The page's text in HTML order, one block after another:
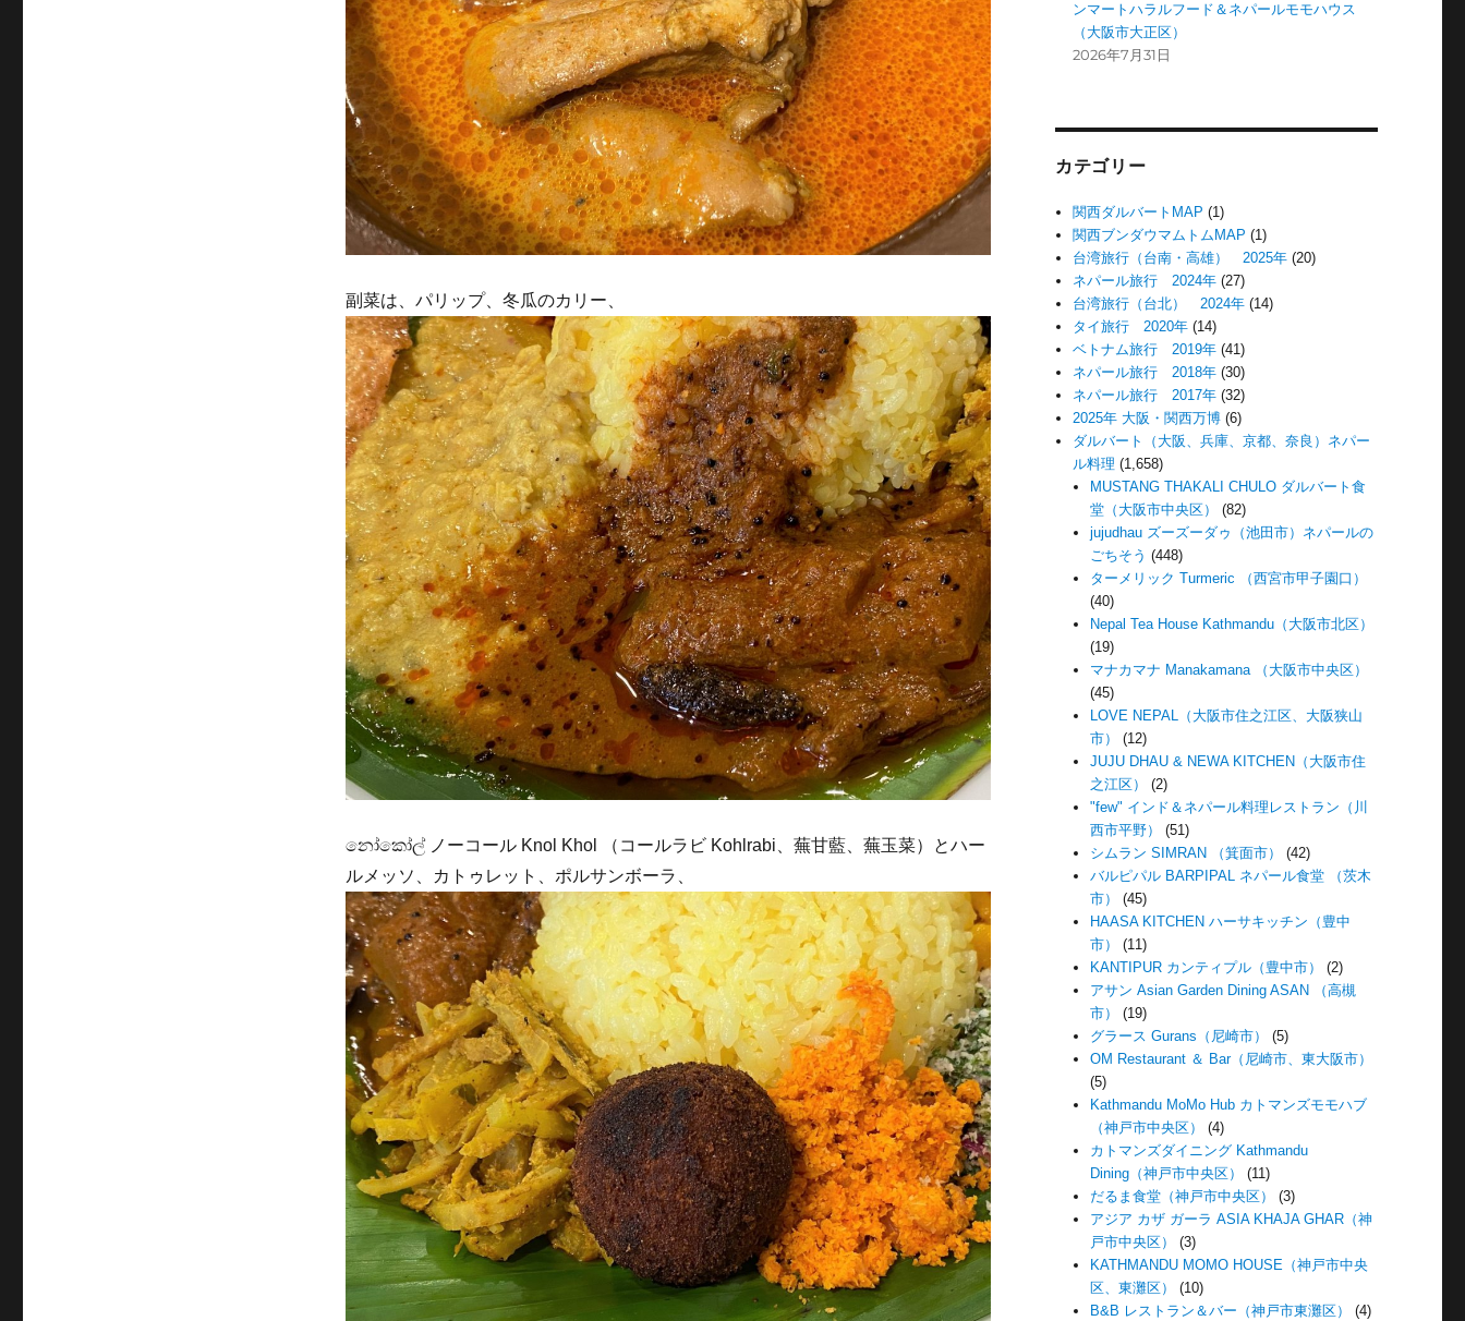
副菜は、パリップ、冬瓜のカリー、
නෝකෝල් ノーコール Knol Khol （コールラビ Kohlrabi、蕪甘藍、蕪玉菜）とハー
ルメッソ、カトゥレット、ポルサンボーラ、
ンマートハラルフード＆ネパールモモハウス
（大阪市大正区）
2026年7月31日
カテゴリー
関西ダルバートMAP (1)
関西ブンダウマムトムMAP (1)
台湾旅行（台南・高雄） 2025年 (20)
ネパール旅行 2024年 (27)
台湾旅行（台北） 2024年 (14)
タイ旅行 2020年 (14)
ベトナム旅行 2019年 (41)
ネパール旅行 2018年 (30)
ネパール旅行 2017年 (32)
2025年 大阪・関西万博 (6)
ダルバート（大阪、兵庫、京都、奈良）ネパー
ル料理 (1,658)
MUSTANG THAKALI CHULO ダルバート食
堂（大阪市中央区）
(82)
jujudhau ズーズーダゥ（池田市）ネパールの
ごちそう (448)
ターメリック Turmeric （西宮市甲子園口）
(40)
Nepal Tea House Kathmandu（大阪市北区）
(19)
マナカマナ Manakamana （大阪市中央区）
(45)
LOVE NEPAL（大阪市住之江区、大阪狭山
市）
(12)
JUJU DHAU & NEWA KITCHEN（大阪市住
之江区）
(2)
"few" インド＆ネパール料理レストラン（川
西市平野）
(51)
シムラン SIMRAN （箕面市）
(42)
バルピパル BARPIPAL ネパール食堂 （茨木
市）
(45)
HAASA KITCHEN ハーサキッチン（豊中
市）
(11)
KANTIPUR カンティプル（豊中市）
(2)
アサン Asian Garden Dining ASAN （高槻
市）
(19)
グラース Gurans（尼崎市）
(5)
OM Restaurant ＆ Bar（尼崎市、東大阪市）
(5)
Kathmandu MoMo Hub カトマンズモモハブ
（神戸市中央区）
(4)
カトマンズダイニング Kathmandu
Dining（神戸市中央区）
(11)
だるま食堂（神戸市中央区）
(3)
アジア カザ ガーラ ASIA KHAJA GHAR（神
戸市中央区）
(3)
KATHMANDU MOMO HOUSE（神戸市中央
区、東灘区）
(10)
B&B レストラン＆バー（神戸市東灘区）
(4)